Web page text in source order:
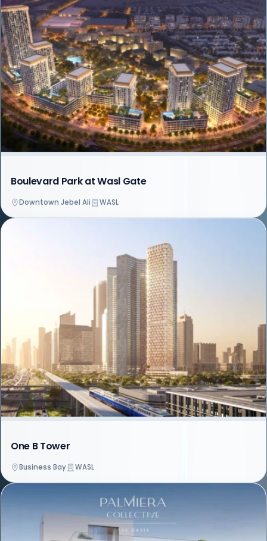
Boulevard Park at Wasl Gate
Downtown Jebel Ali WASL
One B Tower
Business Bay WASL